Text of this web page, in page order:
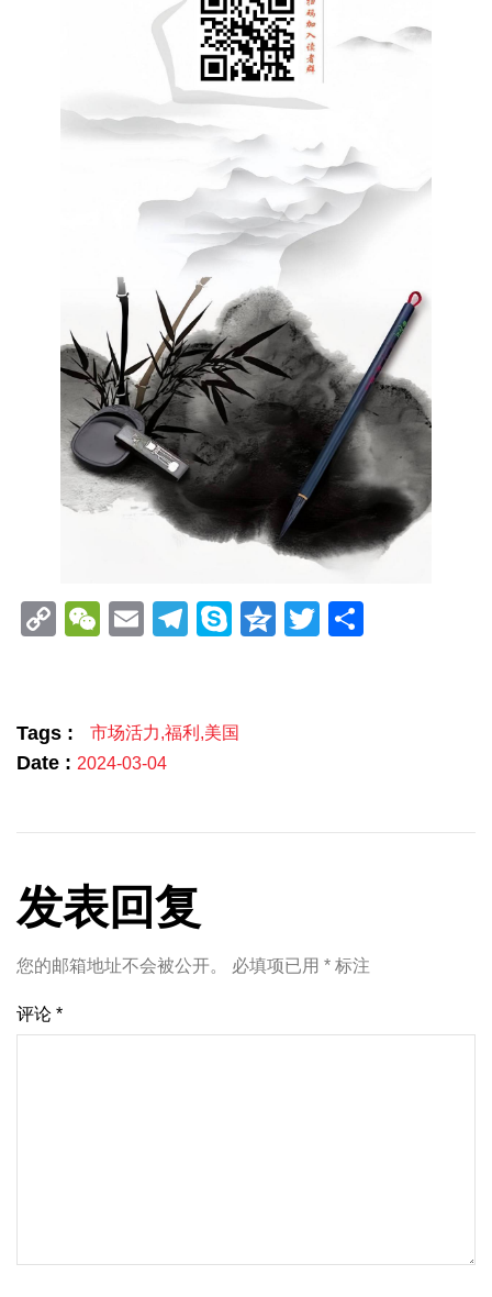
CopyWeChat
EmailTelegram
SkypeQzoneTwitter
Tags : 市场活力,福利 ,美国
Date : 2024-03-04
发表回复
您的邮箱地址不会被公开。 必填项已用 * 标注
评论 *